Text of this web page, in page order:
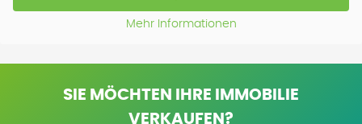
Mehr Informationen
SIE MÖCHTEN IHRE IMMOBILIE
VERKAUFEN?